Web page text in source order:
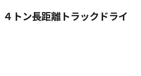
４トン長距離トラックドライ